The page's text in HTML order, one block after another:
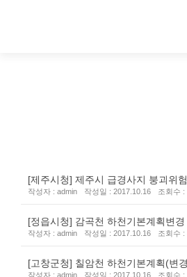
[제주시청] 제주시 급경사지 붕괴위
작성자 : admin 작성일 : 2017.10.16 조회수 :
[정읍시청] 감곡천 하천기본계획변
작성자 : admin 작성일 : 2017.10.16 조회수 :
[고창군청] 칠암천 하천기본계획(변
작성자 : admin 작성일 : 2017.10.16 조회수 :